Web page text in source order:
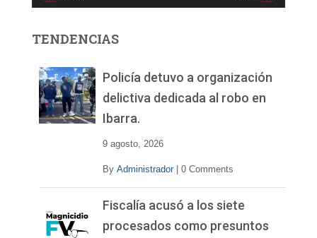
d
TENDENCIAS
Policía detuvo a organización
delictiva dedicada al robo en
Ibarra.
9 agosto, 2026
By Administrador 0 Comments
Fiscalía acusó a los siete
procesados como presuntos